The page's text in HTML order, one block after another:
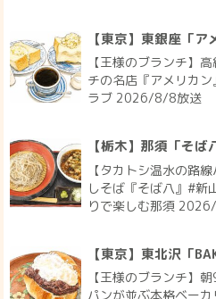
【東京】東銀座「ア
【王様のブランチ】
チの名店『アメリカ
ラブ 2026/8/8放送
【栃木】那須「そば
【タカトシ温水の路
しそば『そば八』#新
りで楽しむ那須
【東京】東北沢「
【王様のブランチ】
パンが並ぶ本格ベー